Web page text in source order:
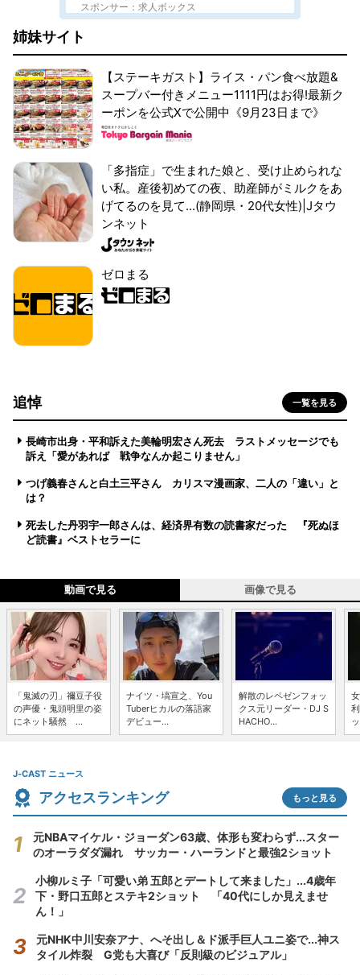
スポンサー：求人ボックス
姉妹サイト
【ステーキガスト】ライス・パン食べ放題&
スープバー付きメニュー1111円はお得!最新ク
ーポンを公式Xで公開中《9月23日まで》
「多指症」で生まれた娘と、受け止められな
い私。産後初めての夜、助産師がミルクをあ
げてるのを見て...(静岡県・20代女性)|Jタウ
ンネット
ゼロまる
追悼 一覧を見る
長崎市出身・平和訴えた美輪明宏さん死去 ラストメッセージでも
訴え「愛があれば 戦争なんか起こりません」
つげ義春さんと白土三平さん カリスマ漫画家、二人の「違い」と
は？
死去した丹羽宇一郎さんは、経済界有数の読書家だった 『死ぬほ
ど読書』ベストセラーに
動画で見る 画像で見る
「鬼滅の刃」禰豆子役
の声優・鬼頭明里の姿
にネット騒然 ...
ナイツ・塙宣之、You
Tuberヒカルの落語家
デビュー...
解散のレペゼンフォッ
クス元リーダー・DJ S
HACHO...
J-CAST ニュース
アクセスランキング もっと見る
元NBAマイケル・ジョーダン63歳、体形も変わらず...スター
のオーラダダ漏れ サッカー・ハーランドと最強2ショット
小柳ルミ子「可愛い弟 五郎とデートして来ました」...4歳年
下・野口五郎とステキ2ショット 「40代にしか見えませ
ん！」
元NHK中川安奈アナ、へそ出し＆ド派手巨人ユニ姿で...神ス
タイル炸裂 G党も大喜び「反則級のビジュアル」